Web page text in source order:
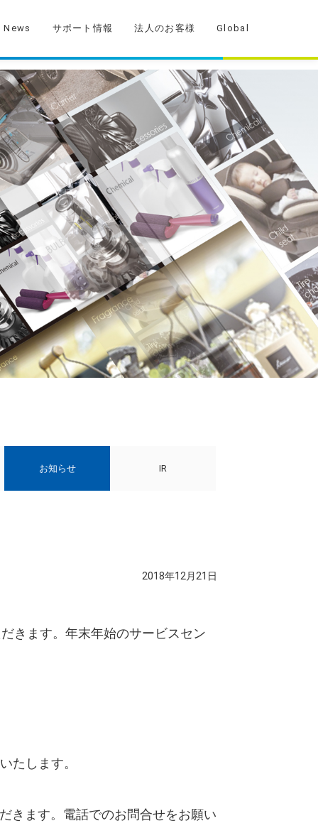
News サポート情報 法人のお客様 Global
お知らせ IR
2018年12月21日
きます。年末年始のサービスセン
たします。
きます。電話でのお問合せをお願い